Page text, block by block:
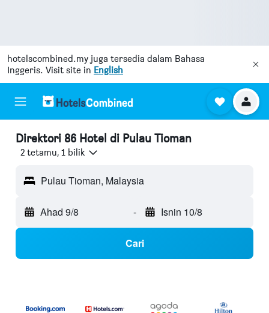
hotelscombined.my juga tersedia dalam Bahasa
Inggeris. Visit site in English
Direktori 86 Hotel di Pulau Tioman
2 tetamu, 1 bilik
Pulau Tioman, Malaysia
Ahad 9/8 - Isnin 10/8
Cari